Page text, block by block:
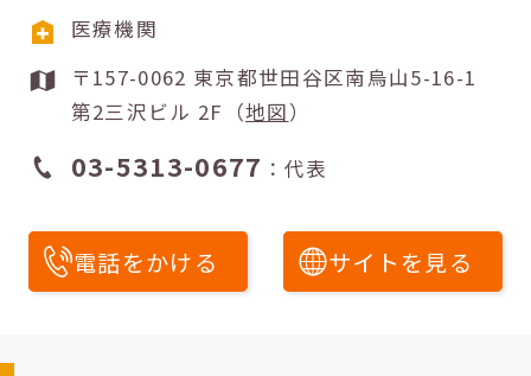
医療機関
〒157-0062 東京都世田谷区南烏山5-16-1
第2三沢ビル 2F（地図）
03-5313-0677 ：代表
電話をかける サイトを見る